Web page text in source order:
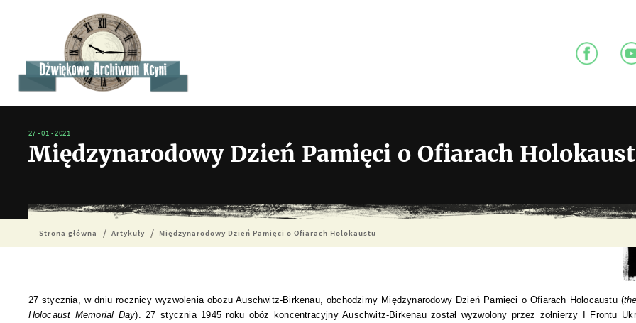
27 - 01 - 2021
Międzynarodowy Dzień Pamięci o Ofiarach
Strona główna Artykuły Międzynarodowy Dzień Pamięci o Ofiarach Holokaustu
27 stycznia, w dniu rocznicy wyzwolenia obozu Auschwitz-Birkenau, obchodzimy Międzynarodowy Dzień Pamięci o Ofiarach Holocaustu (
Holocaust Memorial Day). 27 stycznia 1945 roku obóz koncentracyjny Auschwitz-Birkenau został wyzwolony przez żołnierzy I Frontu